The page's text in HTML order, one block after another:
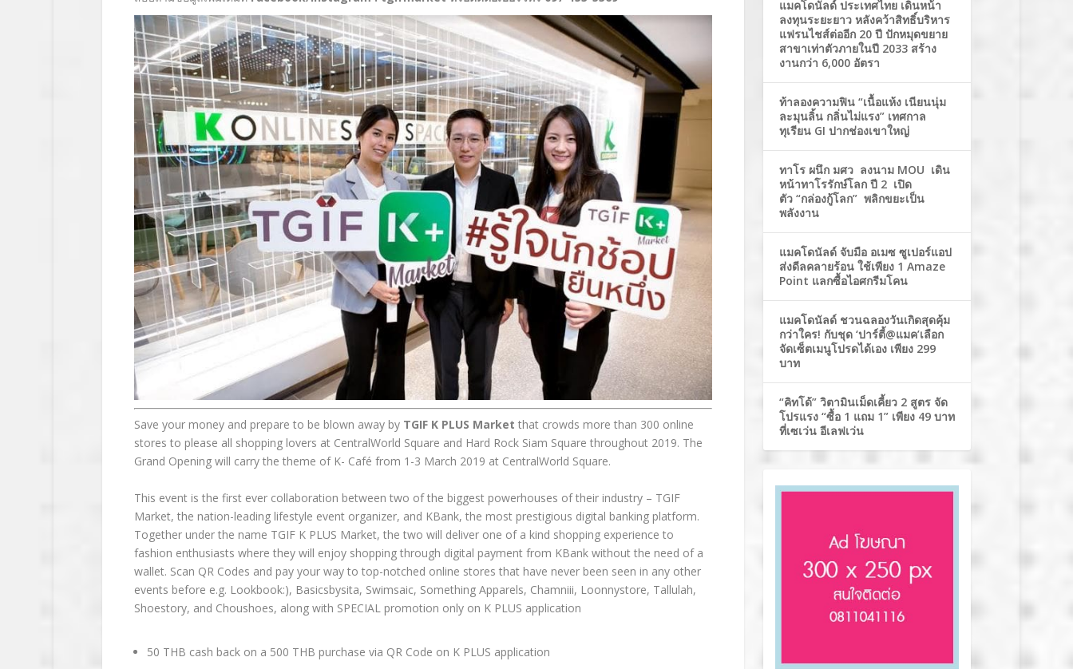
Save your money and prepare to be blown away byTGIF K PLUS Market that crowds more than 300 online
stores to please all shopping lovers at CentralWorld Square and Hard Rock Siam Square throughout 2019. The
Grand Opening will carry the theme of K- Café from 1-3 March 2019 at CentralWorld Square.
This event is the first ever collaboration between two of the biggest powerhouses of their industry – TGIF
Market, the nation-leading lifestyle event organizer, and KBank, the most prestigious digital banking platform.
Together under the name TGIF K PLUS Market, the two will deliver one of a kind shopping experience to
fashion enthusiasts where they will enjoy shopping through digital payment from KBank without the need of a
wallet. Scan QR Codes and pay your way to top-notched online stores that have never been seen in any other
events before e.g. Lookbook:), Basicsbysita, Swimsaic, Something Apparels, Chamniii, Loonnystore, Tallulah,
Shoestory, and Choushoes, along with SPECIAL promotion only on K PLUS application
50 THB cash back on a 500 THB purchase via QR Code on K PLUS application
แมคโดนัลด์ ประเทศไทย เดินหน้า
ลงทุนระยะยาว หลังคว้าสิทธิ์บริหาร
แฟรนไชส์ต่ออีก 20 ปี ปักหมุดขยาย
สาขาเท่าตัวภายในปี 2033 สร้าง
งานกว่า 6,000 อัตรา
ท้าลองความฟิน “เนื้อแห้ง เนียนนุ่ม
ละมุนลิ้น กลิ่นไม่แรง” เทศกาล
ทุเรียน GI ปากช่องเขาใหญ่
ทาโร ผนึก มศว ลงนาม MOU เดิน
หน้าทาโรรักษ์โลก ปี 2 เปิด
ตัว “กล่องกู้โลก” พลิกขยะเป็น
พลังงาน
แมคโดนัลด์ จับมือ อเมซ ซูเปอร์แอป
ส่งดีลคลายร้อน ใช้เพียง 1 Amaze
Point แลกซื้อไอศกรีมโคน
แมคโดนัลด์ ชวนฉลองวันเกิดสุดคุ้ม
กว่าใคร! กับชุด ‘ปาร์ตี้@แมค’เลือก
จัดเซ็ตเมนูโปรดได้เอง เพียง 299
บาท
“คิทโด้” วิตามินเม็ดเคี้ยว 2 สูตร จัด
โปรแรง “ซื้อ 1 แถม 1” เพียง 49 บาท
ที่เซเว่น อีเลฟเว่น